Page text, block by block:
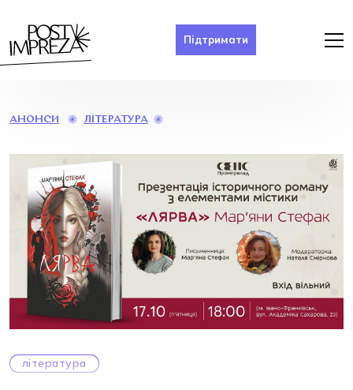
Підтримати
АНОНСИ ЛІТЕРАТУРА
література